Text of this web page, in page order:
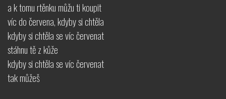
a k tomu rtěnku můžu ti koupit
víc do červena, kdyby si chtěla
kdyby si chtěla se víc červenat
stáhnu tě z kůže
kdyby si chtěla se víc červenat
tak můžeš